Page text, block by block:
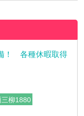
！ 各種休暇取得
三柳1880